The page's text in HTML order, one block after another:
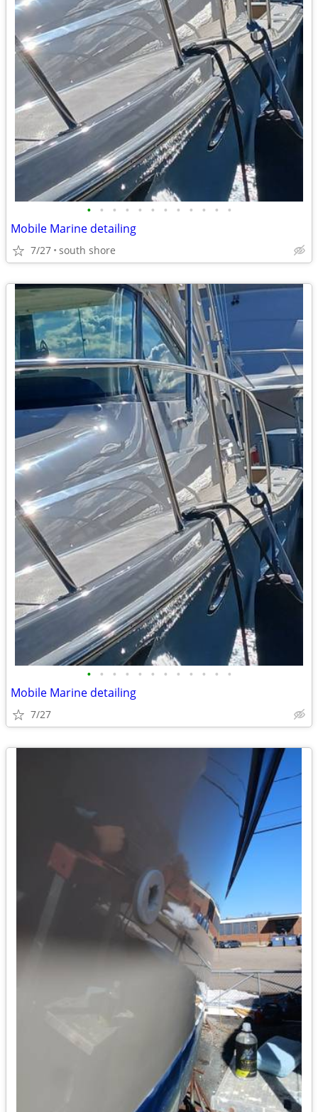
• • • • • • • • • • • •
Mobile Marine detailing
7/27 south shore
• • • • • • • • • • • •
Mobile Marine detailing
7/27